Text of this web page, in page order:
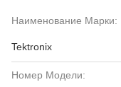
Наименование Марки:
Tektronix
Номер Модели: